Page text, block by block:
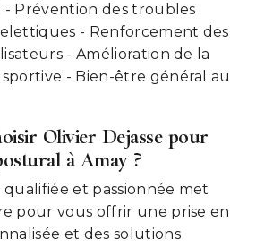
- Prévention des troubles
- Renforcement des
- Amélioration de la
- Bien-être général au
Olivier Dejasse pour
à Amay ?
et passionnée met
pour vous offrir une prise en
et des solutions